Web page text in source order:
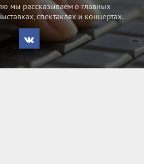
мы рассказываем о главных
спектаклях и концертах.